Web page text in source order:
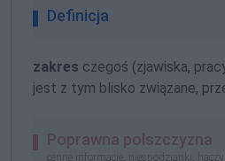
Definicja
zakres czegoś (zjawiska,
jest z tym blisko związane,
Poprawna polszczyzna
cenne informacje, niespodzianki, haczyki